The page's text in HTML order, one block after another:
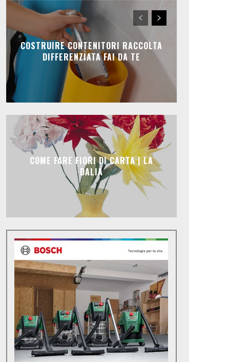
COSTRUIRE CONTENITORI RACCOLTA
DIFFERENZIATA FAI DA TE
COME FARE FIORI DI CARTA | LA
DALIA